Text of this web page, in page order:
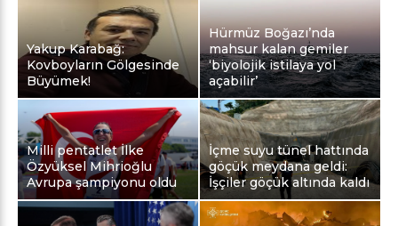
Yakup Karabağ:
Kovboyların Gölgesinde
Büyümek!
Hürmüz Boğazı’nda
mahsur kalan gemiler
‘biyolojik istilaya yol
açabilir’
Milli pentatlet İlke
Özyüksel Mihrioğlu
Avrupa şampiyonu oldu
İçme suyu tünel hattında
göçük meydana geldi:
İşçiler göçük altında kaldı